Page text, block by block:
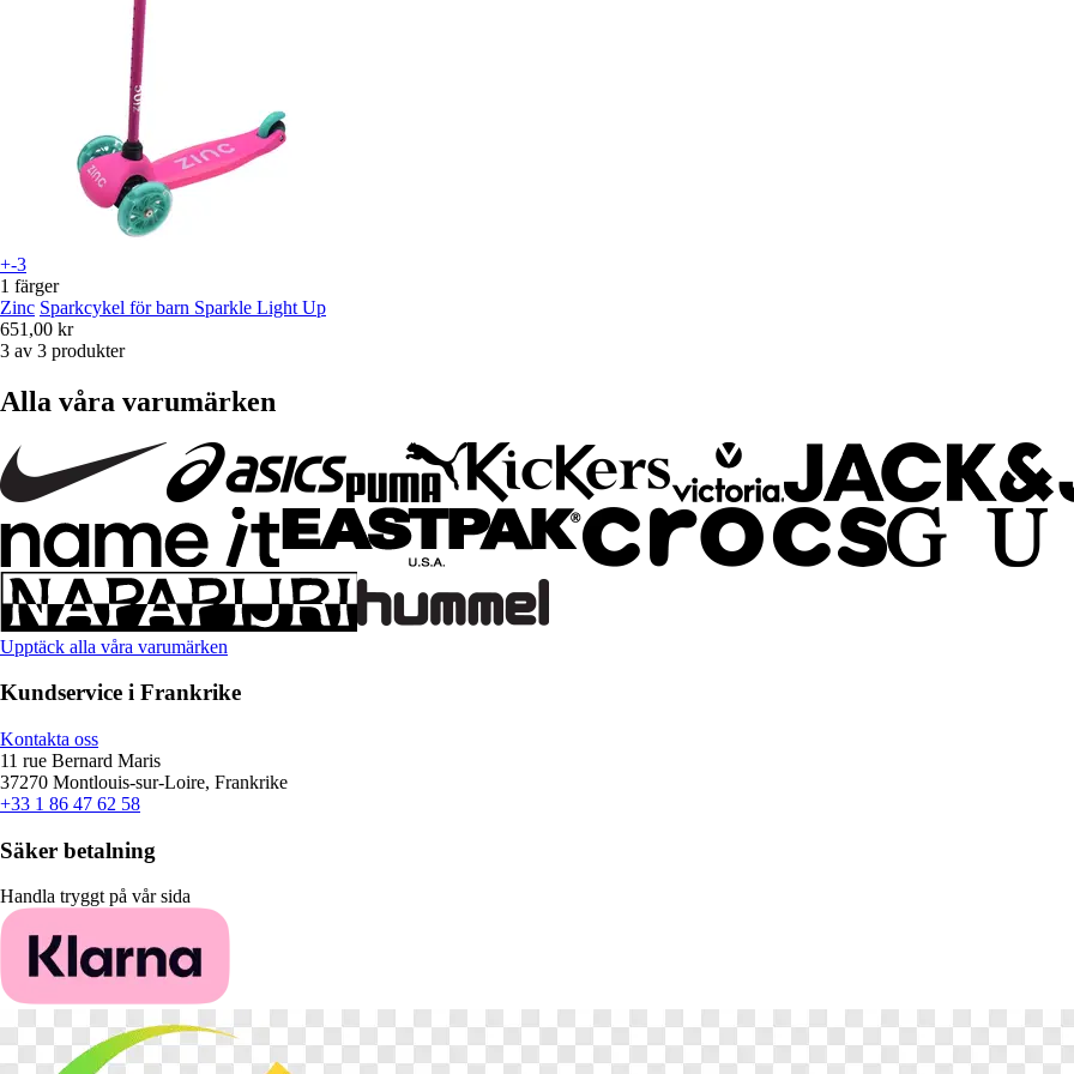
+-3
1 färger
Zinc Sparkcykel för barn Sparkle Light Up
651,00 kr
3 av 3 produkter
Alla våra varumärken
Upptäck alla våra varumärken
Kundservice i Frankrike
Kontakta oss
11 rue Bernard Maris
37270 Montlouis-sur-Loire, Frankrike
+33 1 86 47 62 58
Säker betalning
Handla tryggt på vår sida